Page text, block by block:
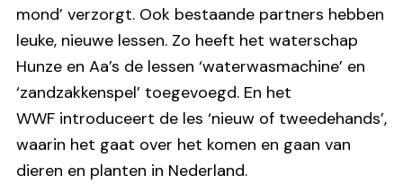
mond’ verzorgt. Ook bestaande partners hebben
leuke, nieuwe lessen. Zo heeft het waterschap
Hunze en Aa’s de lessen ‘waterwasmachine’ en
‘zandzakkenspel’ toegevoegd. En het
WWF introduceert de les ‘nieuw of tweedehands’,
waarin het gaat over het komen en gaan van
dieren en planten in Nederland.